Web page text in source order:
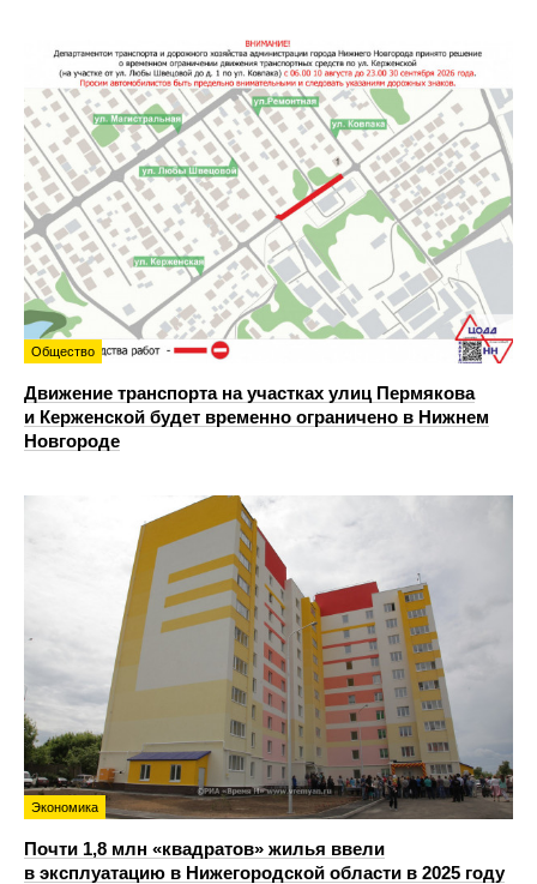
Общество
Движение транспорта на участках улиц Пермякова
и Керженской будет временно ограничено в Нижнем
Новгороде
Экономика
Почти 1,8 млн «квадратов» жилья ввели
в эксплуатацию в Нижегородской области в 2025 году